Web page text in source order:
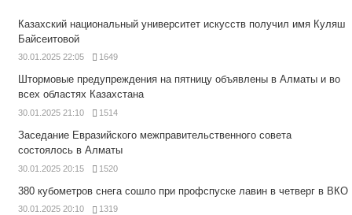
Казахский национальный университет искусств получил имя Куляш
Байсеитовой
30.01.2025 22:05 1649
Штормовые предупреждения на пятницу объявлены в Алматы и во
всех областях Казахстана
30.01.2025 21:10 1514
Заседание Евразийского межправительственного совета
состоялось в Алматы
30.01.2025 20:15 1520
380 кубометров снега сошло при профспуске лавин в четверг в ВКО
30.01.2025 20:10 1319